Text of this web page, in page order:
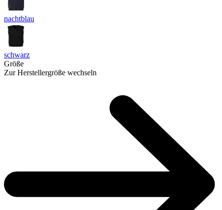
nachtblau
schwarz
Größe
Zur Herstellergröße wechseln